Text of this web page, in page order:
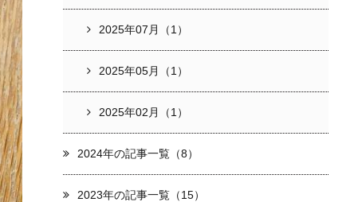
2025年07月（1）
2025年05月（1）
2025年02月（1）
2024年の記事一覧（8）
2023年の記事一覧（15）